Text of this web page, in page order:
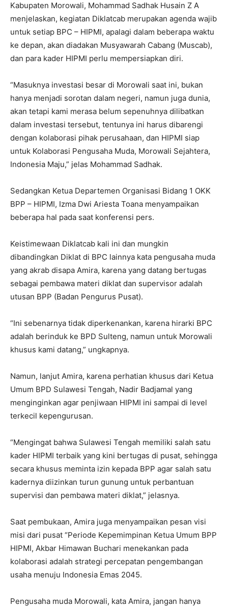
Kabupaten Morowali, Mohammad Sadhak Husain Z A
menjelaskan, kegiatan Diklatcab merupakan agenda wajib
untuk setiap BPC – HIPMI, apalagi dalam beberapa waktu
ke depan, akan diadakan Musyawarah Cabang (Muscab),
dan para kader HIPMI perlu mempersiapkan diri.
“Masuknya investasi besar di Morowali saat ini, bukan
hanya menjadi sorotan dalam negeri, namun juga dunia,
akan tetapi kami merasa belum sepenuhnya dilibatkan
dalam investasi tersebut, tentunya ini harus dibarengi
dengan kolaborasi pihak perusahaan, dan HIPMI siap
untuk Kolaborasi Pengusaha Muda, Morowali Sejahtera,
Indonesia Maju,” jelas Mohammad Sadhak.
Sedangkan Ketua Departemen Organisasi Bidang 1 OKK
BPP – HIPMI, Izma Dwi Ariesta Toana menyampaikan
beberapa hal pada saat konferensi pers.
Keistimewaan Diklatcab kali ini dan mungkin
dibandingkan Diklat di BPC lainnya kata pengusaha muda
yang akrab disapa Amira, karena yang datang bertugas
sebagai pembawa materi diklat dan supervisor adalah
utusan BPP (Badan Pengurus Pusat).
“Ini sebenarnya tidak diperkenankan, karena hirarki BPC
adalah berinduk ke BPD Sulteng, namun untuk Morowali
khusus kami datang,” ungkapnya.
Namun, lanjut Amira, karena perhatian khusus dari Ketua
Umum BPD Sulawesi Tengah, Nadir Badjamal yang
menginginkan agar penjiwaan HIPMI ini sampai di level
terkecil kepengurusan.
“Mengingat bahwa Sulawesi Tengah memiliki salah satu
kader HIPMI terbaik yang kini bertugas di pusat, sehingga
secara khusus meminta izin kepada BPP agar salah satu
kadernya diizinkan turun gunung untuk perbantuan
supervisi dan pembawa materi diklat,” jelasnya.
Saat pembukaan, Amira juga menyampaikan pesan visi
misi dari pusat “Periode Kepemimpinan Ketua Umum BPP
HIPMI, Akbar Himawan Buchari menekankan pada
kolaborasi adalah strategi percepatan pengembangan
usaha menuju Indonesia Emas 2045.
Pengusaha muda Morowali, kata Amira, jangan hanya